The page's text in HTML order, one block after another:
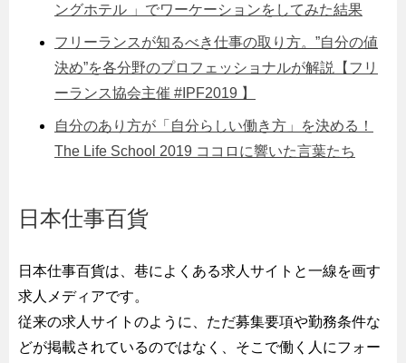
ングホテル 」でワーケーションをしてみた結果
フリーランスが知るべき仕事の取り方。”自分の値
決め”を各分野のプロフェッショナルが解説【フリ
ーランス協会主催 #IPF2019 】
自分のあり方が「自分らしい働き方」を決める！
The Life School 2019 ココロに響いた言葉たち
日本仕事百貨
日本仕事百貨は、巷によくある求人サイトと一線を画す
求人メディアです。
従来の求人サイトのように、ただ募集要項や勤務条件な
どが掲載されているのではなく、そこで働く人にフォー